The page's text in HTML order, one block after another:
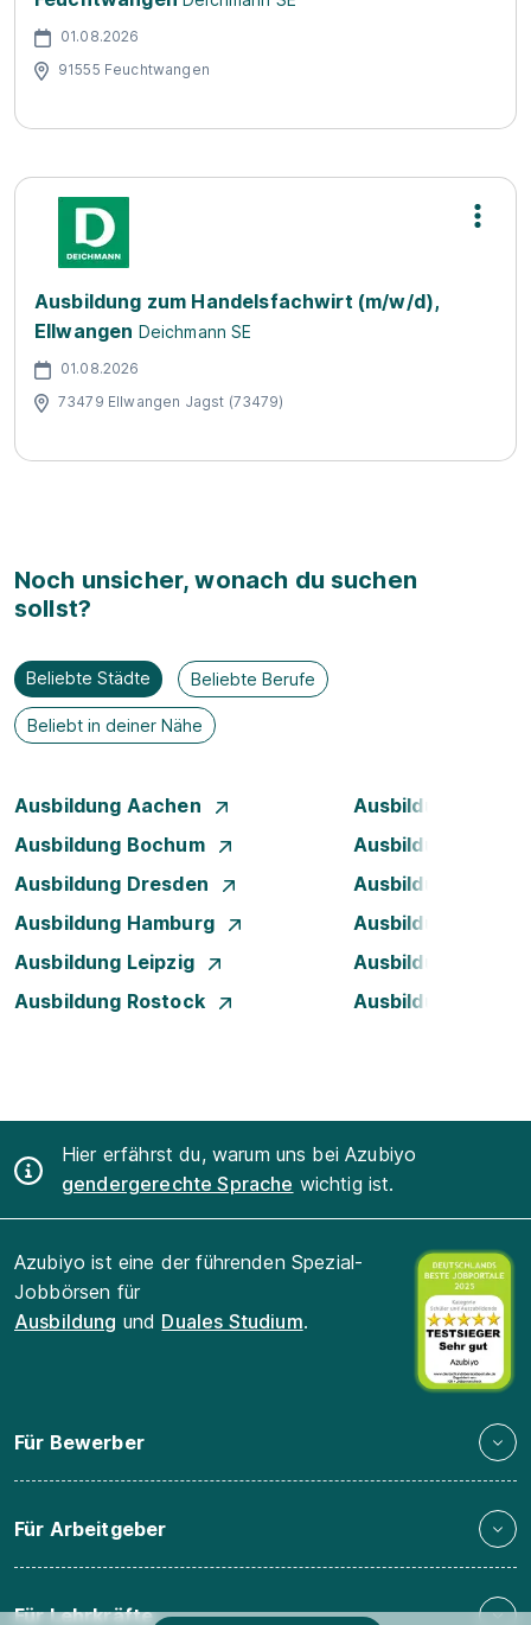
01.08.2026
91555 Feuchtwangen
Ausbildung zum Handelsfachwirt (m/w/d),
Ellwangen Deichmann SE
01.08.2026
73479 Ellwangen Jagst (73479)
Noch unsicher, wonach du suchen
sollst?
Beliebte Städte Beliebte Berufe
Beliebt in deiner Nähe
Ausbildung Aachen
Ausbildung
Ausbildung Bochum
Ausbildung Bonn
Ausbildung Dresden
Ausbildung
Ausbildung Hamburg
Ausbildung
Ausbildung Leipzig
Ausbildung
Ausbildung Rostock
Ausbildung
Hier erfährst du, warum uns bei Azubiyo
gendergerechte Sprache wichtig ist.
Azubiyo ist eine der führenden Spezial-
Jobbörsen für
Ausbildung und Duales Studium.
Für Bewerber
Für Arbeitgeber
Für Lehrkräfte